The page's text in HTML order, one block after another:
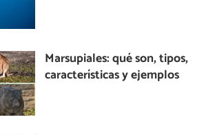
Marsupiales: qué son, tipos,
características y ejemplos